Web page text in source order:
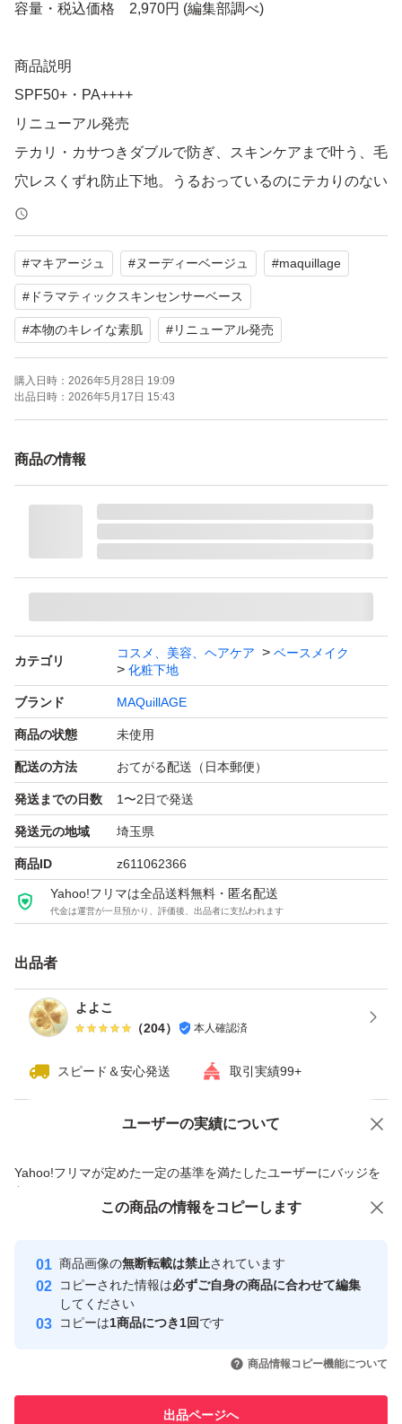
容量・税込価格 2,970円 (編集部調べ)
商品説明
SPF50+・PA++++
リニューアル発売
テカリ・カサつきダブルで防ぎ、スキンケアまで叶う、毛
穴レスくずれ防止下地。うるおっているのにテカりのない
肌が続き、使うたび、毛穴の目立たない透明感のある自信
に満ちた、本物の「キレイな素肌」へ。皮脂・水分量をコ
ントロールするうるさらセンサーコート配合。毛穴補正効
果。浸透型うるおい美容液配合。オールシーズン、SPF5
0+・PA++++。13時間化粧もち*データ取得済み。 *(テカ
っぽさ)のなさ(メーカー調べ。効果には個人差がありま
マキアージュ ドラマティックスキンセンサーベース NEO
ブランド：MAQuillAGE
#マキアージュ #ヌーディーベージュ #maquillage
# ドラマティックスキンセンサーベース
#本物のキレイな素肌 #リニューアル発売
購入日時： 2026年5月28日 19:09
出品日時： 2026年5月17日 15:43
商品の情報
カテゴリ
コスメ、美容、ヘアケア
ベースメイク
化粧下地
ブランド MAQuillAGE
商品の状態 未使用
配送の方法 おてがる配送（日本郵便）
発送までの日数 1〜2日で発送
発送元の地域 埼玉県
商品ID z611062366
Yahoo!フリマは全品送料無料・匿名配送
代金は運営が一旦預かり、評価後、出品者に支払われます
出品者
よよこ
（204） 本人確認済
スピード＆安心発送 取引実績99+
ユーザーの実績について
Yahoo!フリマが定めた一定の基準を満たしたユーザーにバッジを
付与しています
安心取引出品者
心・安全なユーザーです
取引実績
引を完了させた実績があります
での取引実績があります
価格の相談 商品への質問
この商品の情報をコピーします
商品画像の無断転載は禁止されています
コピーされた情報は必ずご自身の商品に合わせて編集
してください
コピーは1商品につき1回です
商品情報コピー機能について
出品ページへ
この商品をみている人にオススメ